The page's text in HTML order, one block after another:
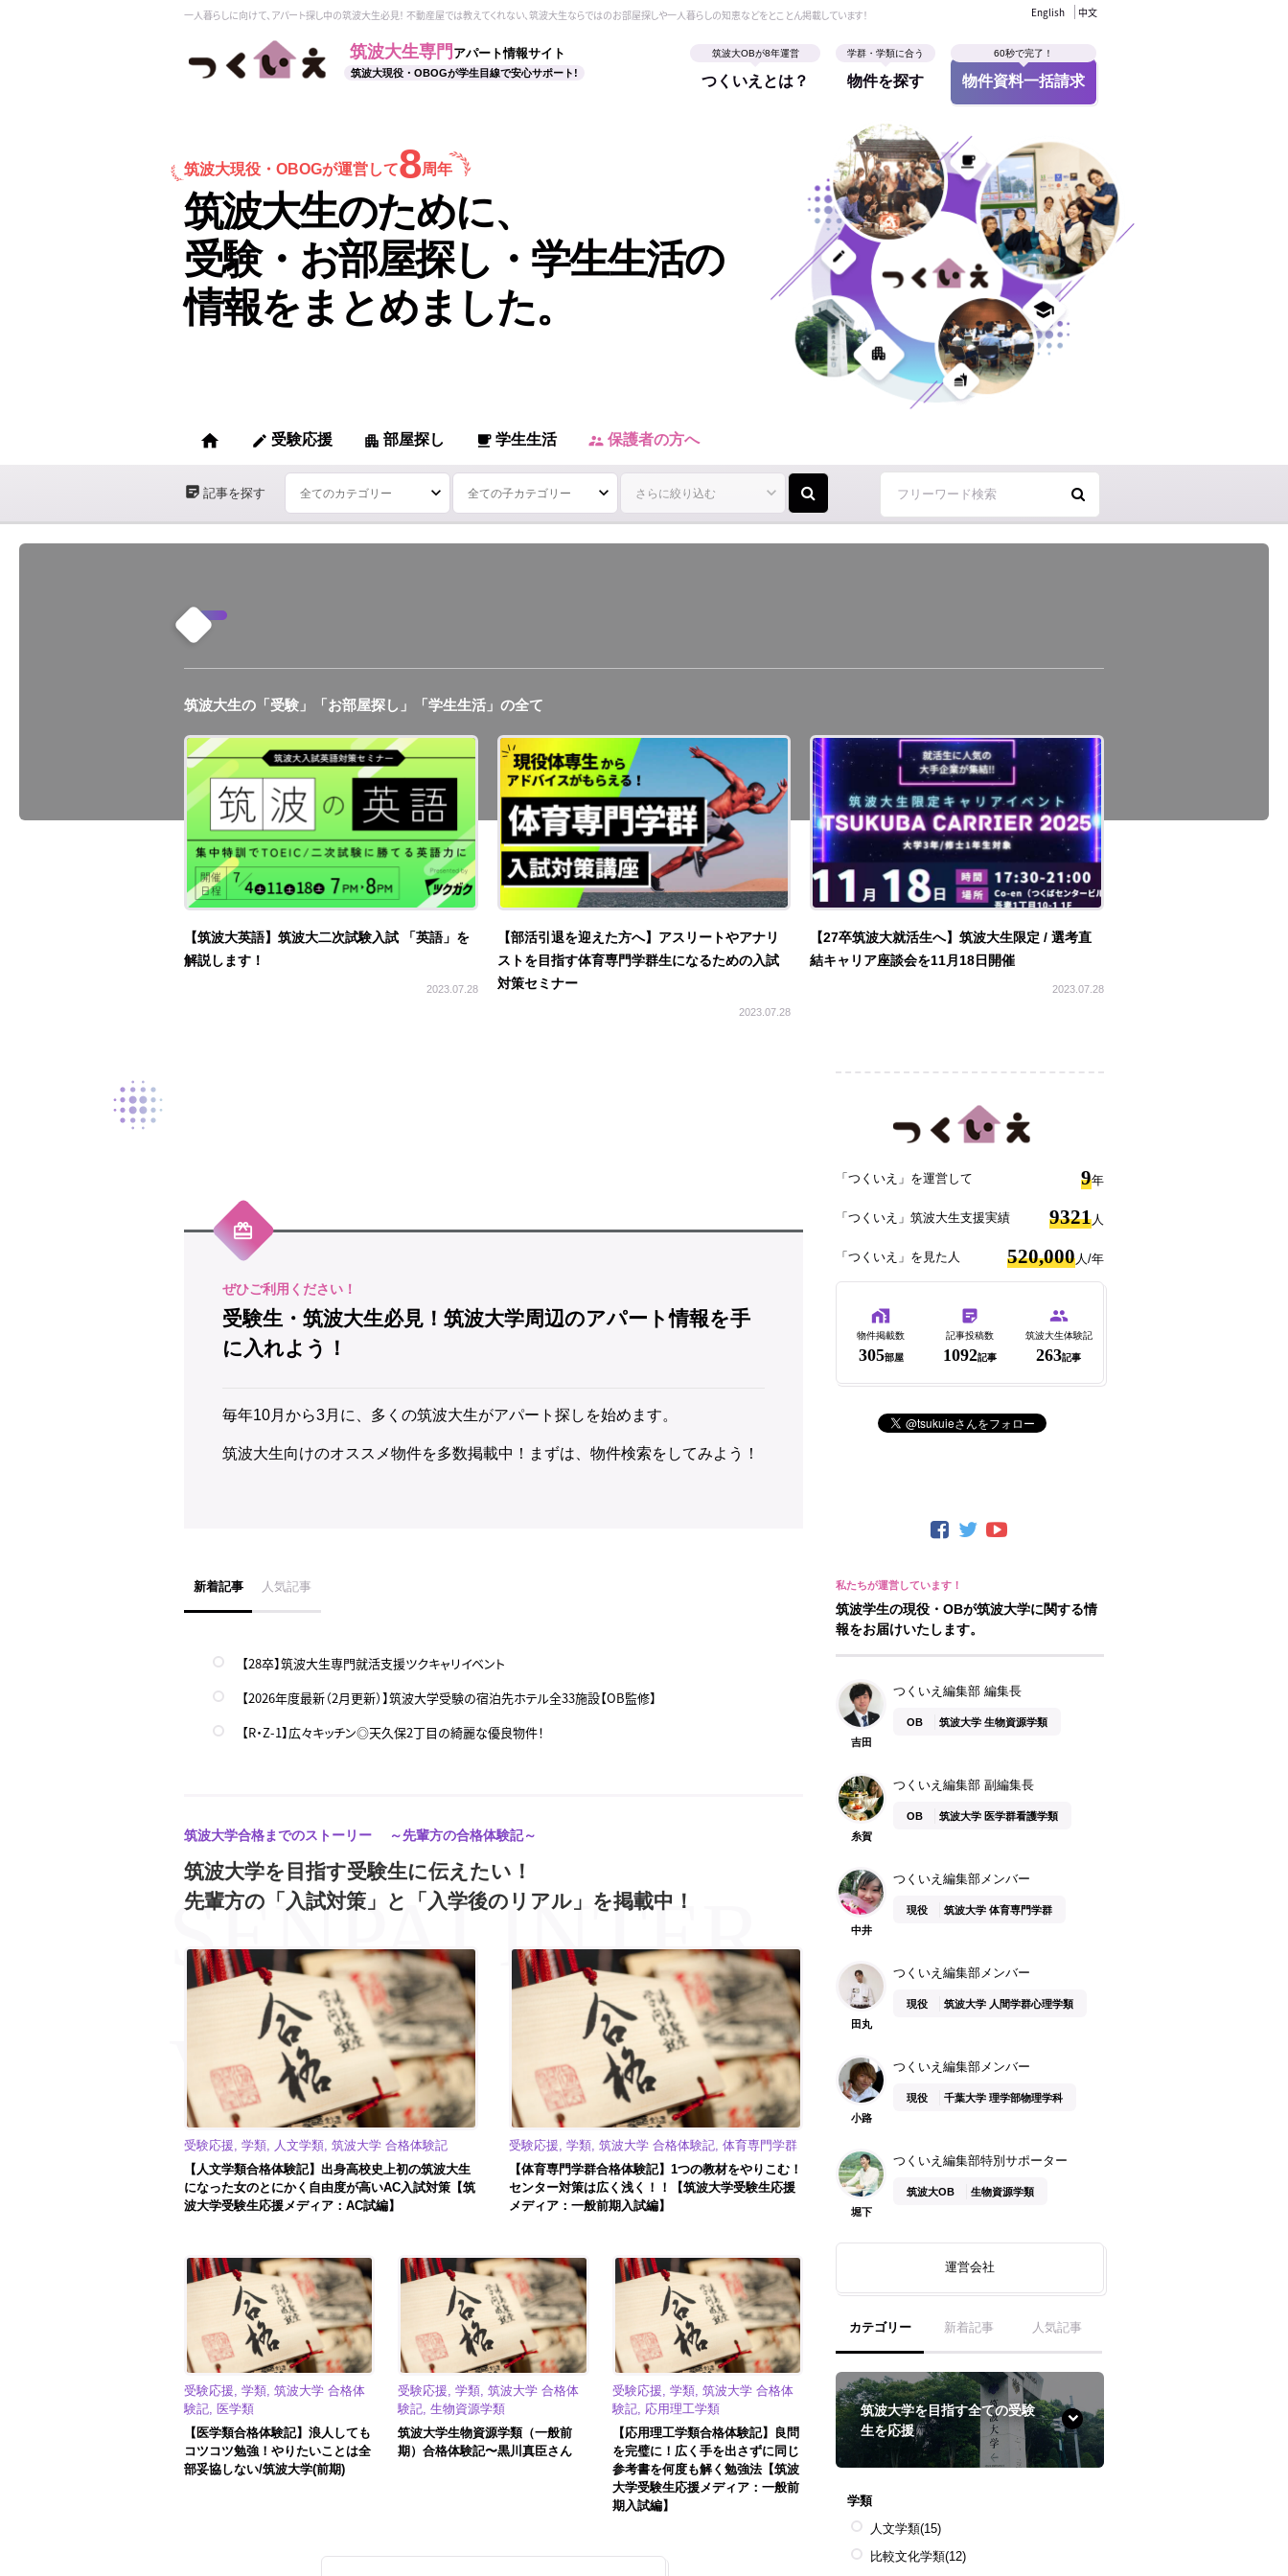
一人暮らしに向けて、アパート探し中の筑波大生必見！ 不動産屋では教えてくれない、筑波大生ならではのお部屋探しや一人暮らしの知恵などをとことん掲載しています！ English 中文
筑波大生専門 アパート情報サイト
筑波大現役・OBOGが学生目線で安心サポート!
筑波大OBが8年運営
つくいえとは？
学群・学類に合う
物件を探す
60秒で完了！
物件資料一括請求
筑波大現役・ OBOGが運営して8周年
筑波大生のために、
受験・お部屋探し・学生生活の
情報をまとめました。
home edit 受験応援 apartment 部屋探し local_cafe 学生生活 supervisor_account 保護者の方へ
sticky_note_2 記事を探す
筑波大生の「受験」「お部屋探し」「学生生活」の全て
【筑波大英語】筑波大二次試験入試 「英語」を
解説します！
2023.07.28
【部活引退を迎えた方へ】アスリートやアナリ
ストを目指す体育専門学群生になるための入試
対策セミナー
2023.07.28
【27卒筑波大就活生へ】筑波大生限定 / 選考直
結キャリア座談会を11月18日開催
2023.07.28
受験生・筑波大生必見！筑波大学周辺のアパート情報を手
に入れよう！
毎年10月から3月に、多くの筑波大生がアパート探しを始めます。
筑波大生向けのオススメ物件を多数掲載中！まずは、物件検索をしてみよう！
新着記事 人気記事
【28卒】筑波大生専門就活支援ツクキャリイベント
【2026年度最新（2月更新）】筑波大学受験の宿泊先ホテル全33施設【OB監修】
【R・Z-1】広々キッチン◎天久保2丁目の綺麗な優良物件！
【筑波大英語】筑波大二次試験入試 「英語」を解説します！
【ロイヤルKⅢマンション】ジムから近い！桜一丁目の広々物件
【ホワイトハウス】リフォーム済で綺麗！天久保2丁目の優良物件
【中山ビル】収納広々！良いところ満載の桜エリアで自炊も部活も両立できる
筑波大学合格までのストーリー ～先輩方の合格体験記～
筑波大学を目指す受験生に伝えたい！
先輩方の「入試対策」と「入学後のリアル」を掲載中！
受験応援, 学類, 人文学類, 筑波大学 合格体験記
【人文学類合格体験記】出身高校史上初の筑波大生
になった女のとにかく自由度が高いAC入試対策【筑
波大学受験生応援メディア：AC試編】
受験応援, 学類, 筑波大学 合格体験記, 体育専門学群
【体育専門学群合格体験記】1つの教材をやりこむ！
センター対策は広く浅く！！【筑波大学受験生応援
メディア：一般前期入試編】
受験応援, 学類, 筑波大学 合格体
験記, 医学類
【医学類合格体験記】浪人しても
コツコツ勉強！やりたいことは全
部妥協しない/筑波大学(前期)
受験応援, 学類, 筑波大学 合格体
験記, 生物資源学類
筑波大学生物資源学類（一般前
期）合格体験記〜黒川真臣さん
受験応援, 学類, 筑波大学 合格体
験記, 応用理工学類
【応用理工学類合格体験記】良問
を完璧に！広く手を出さずに同じ
参考書を何度も解く勉強法【筑波
大学受験生応援メディア：一般前
期入試編】
「つくいえ」を運営して 9年
「つくいえ」筑波大生支援実績 9321 人
「つくいえ」を見た人 520,000 人/年
物件掲載数
305部屋
記事投稿数
1092記事
筑波大生体験記
263記事
筑波学生の現役・OBが筑波大学に関する情
報をお届けいたします。
吉田
つくいえ編集部 編集長
OB 筑波大学 生物資源学類
糸賀
つくいえ編集部 副編集長
OB 筑波大学 医学群看護学類
中井
つくいえ編集部メンバー
現役 筑波大学 体育専門学群
田丸
つくいえ編集部メンバー
現役 筑波大学 人間学群心理学類
小路
つくいえ編集部メンバー
現役 千葉大学 理学部物理学科
堀下
つくいえ編集部特別サポーター
筑波大OB 生物資源学類
運営会社
カテゴリー 新着記事 人気記事
筑波大学を目指す全ての受験
生を応援
学類
人文学類(15)
比較文化学類(12)